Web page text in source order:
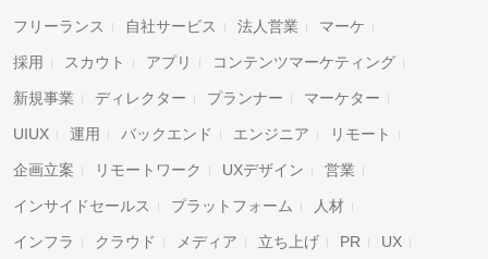
フリーランス 自社サービス 法人営業 マーケ
採用 スカウト アプリ コンテンツマーケティング
新規事業 ディレクター プランナー マーケター
UIUX 運用 バックエンド エンジニア リモート
企画立案 リモートワーク UXデザイン 営業
インサイドセールス プラットフォーム 人材
インフラ クラウド メディア 立ち上げ PR UX